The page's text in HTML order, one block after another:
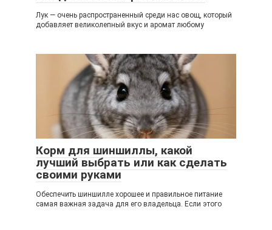
Лук — очень распространенный среди нас овощ, который
добавляет великолепный вкус и аромат любому
Корм для шиншиллы, какой
лучший выбрать или как сделать
своими руками
Обеспечить шиншилле хорошее и правильное питание
самая важная задача для его владельца. Если этого